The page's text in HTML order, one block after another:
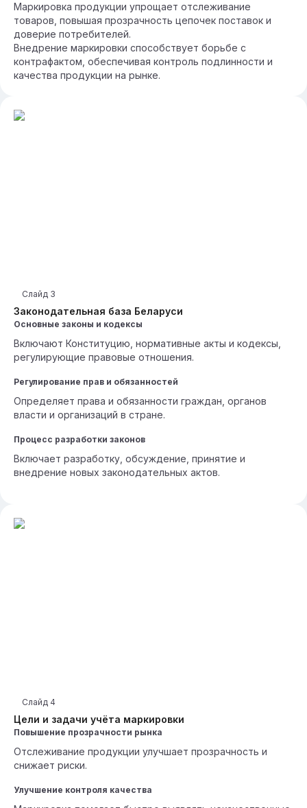
Маркировка продукции упрощает отслеживание
товаров, повышая прозрачность цепочек поставок и
доверие потребителей.
Внедрение маркировки способствует борьбе с
контрафактом, обеспечивая контроль подлинности и
качества продукции на рынке.
Законодательная база Беларуси
Слайд 3
Основные законы и кодексы
Включают Конституцию, нормативные акты и кодексы,
регулирующие правовые отношения.
Регулирование прав и обязанностей
Определяет права и обязанности граждан, органов
власти и организаций в стране.
Процесс разработки законов
Включает разработку, обсуждение, принятие и
внедрение новых законодательных актов.
Цели и задачи учёта маркировки
Слайд 4
Повышение прозрачности рынка
Отслеживание продукции улучшает прозрачность и
снижает риски.
Улучшение контроля качества